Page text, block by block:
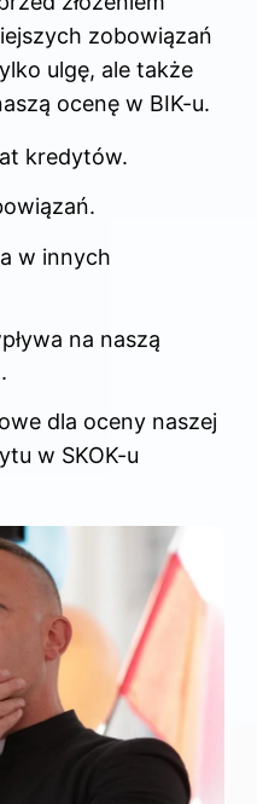
zobowiązań
ulgę, ale także
ocenę w BIK-u.
kredytów.
w innych
na naszą
dla oceny naszej
w SKOK-u